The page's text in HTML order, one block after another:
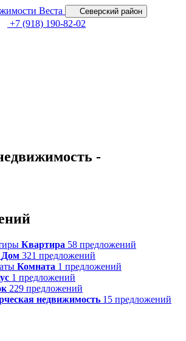
Северский район
+7 (918) 190-82-02
-
Квартира 58 предложений
Дом 321 предложений
Комната 1 предложений
1 предложений
229 предложений
недвижимость 15 предложений